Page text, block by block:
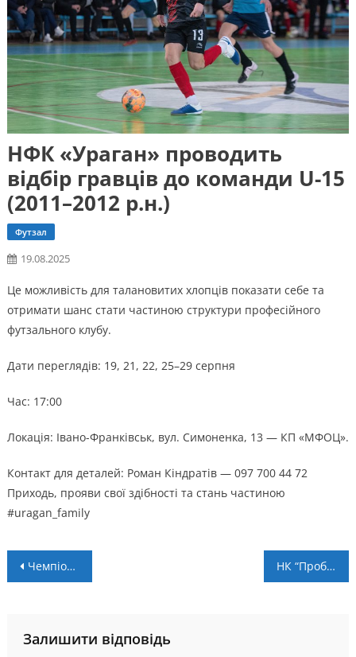
НФК «Ураган» проводить
відбір гравців до команди U-15
(2011–2012 р.н.)
Футзал
19.08.2025
Це можливість для талановитих хлопців показати себе та
отримати шанс стати частиною структури професійного
футзального клубу.
Дати переглядів: 19, 21, 22, 25–29 серпня
Час: 17:00
Локація: Івано-Франківськ, вул. Симоненка, 13 — КП «МФОЦ».
Контакт для деталей: Роман Кіндратів — 097 700 44 72
Приходь, прояви свої здібності та стань частиною
#uragan_family
Навігація
Чемпіонат області: результати 1 туру НК “Пробій” – “ЛНЗ” – 0:1. Досвід взяв гору (+ ВІДЕО)
Залишити відповідь